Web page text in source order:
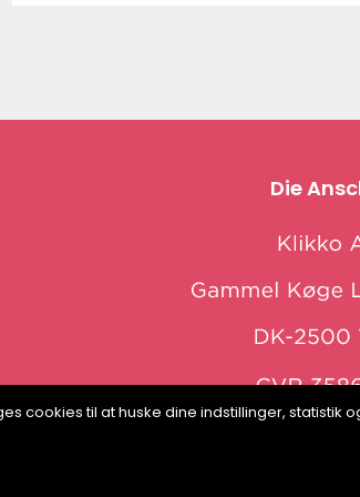
Die
web:
cookies til at huske dine indstillinger,